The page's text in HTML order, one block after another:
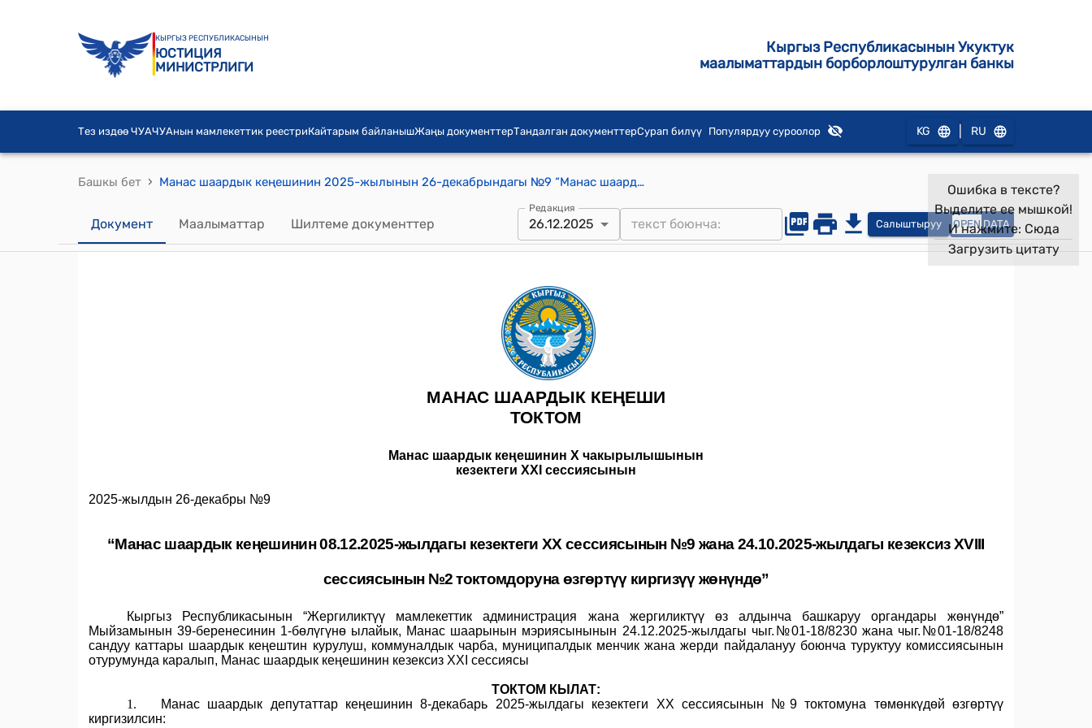
КЫРГЫЗ РЕСПУБЛИКАСЫНЫН
ЮСТИЦИЯ
МИНИСТРЛИГИ
Кыргыз Республикасынын Укуктук
маалыматтардын борборлоштурулган банкы
Тез издөө ЧУАЧУАнын мамлекеттик реестриКайтарым байланышЖаңы документтерТандалган документтерСурап билүү Популярдуу суроолор KG RU
Башкы бет › Манас шаардык кеңешинин 2025-жылынын 26-декабрындагы №9 “Манас шаардык кеңешинин 08.12.2025-жылдагы кезектеги XX сессиясынын №9 жана 24.10.2025-жылдагы кезексиз XVIII сессиясынын №2 токтомдоруна өзгөртүү киргизүү жөнүндө” токтому
Документ Маалыматтар Шилтеме документтер
Редакция
26.12.2025 Салыштыруу OPEN DATA
Ошибка в тексте?
Выделите ее мышкой!
И нажмите: Сюда
Загрузить цитату